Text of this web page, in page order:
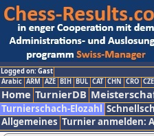
Logged on: Gast
Arabic ARM AZE BIH BUL CAT CHN CRO CZE
Home TurnierDB
Turnierschach-Elozahl
Allgemeines Turnier anmelden: